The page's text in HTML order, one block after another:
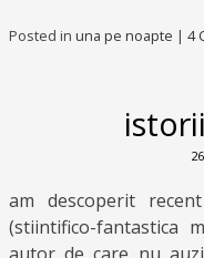
Posted in una pe noapte | 4
am descoperit
(stiintifico-fantastica
autor de care nu